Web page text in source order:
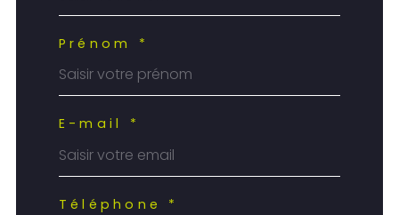
Prénom *
E-mail *
Téléphone *